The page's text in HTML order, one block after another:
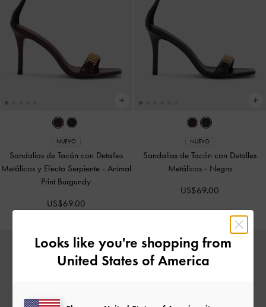
NUEVO
Sandalias de Tacón con Detalles
Metálicos y Efecto Serpiente - Animal
Print Burgundy
US$69.00
NUEVO
Sandalias de Tacón con Detalles
Metálicos - Negro
US$69.00
Looks like you're shopping from
United States of America